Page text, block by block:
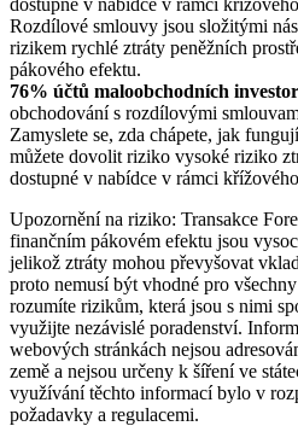
Rozdílové smlouvy jsou složitými
rizikem rychlé ztráty peněžních
pákového efektu.
76% účtů maloobchodních
obchodování s rozdílovými
Zamyslete se, zda chápete, jak
můžete dovolit riziko vysoké riziko
dostupné v nabídce v rámci
Upozornění na riziko: Transakce
finančním pákovém efektu jsou
jelikož ztráty mohou převyšovat
proto nemusí být vhodné pro
rozumíte rizikům, která jsou s nimi
využijte nezávislé poradenství.
webových stránkách nejsou
země a nejsou určeny k šíření ve
využívání těchto informací bylo v
požadavky a regulacemi.